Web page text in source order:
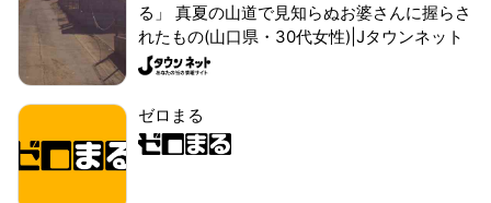
る」 真夏の山道で見知らぬお婆さんに握らさ
れたもの(山口県・30代女性)|Jタウンネット
ゼロまる